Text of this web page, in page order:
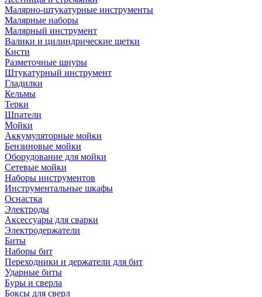
Малярно-штукатурные инструменты
Малярные наборы
Малярный инструмент
Валики и цилиндрические щетки
Кисти
Разметочные шнуры
Штукатурный инструмент
Гладилки
Кельмы
Терки
Шпатели
Мойки
Аккумуляторные мойки
Бензиновые мойки
Оборудование для мойки
Сетевые мойки
Наборы инструментов
Инструментальные шкафы
Оснастка
Электроды
Аксессуары для сварки
Электродержатели
Биты
Наборы бит
Переходники и держатели для бит
Ударные биты
Буры и сверла
Боксы для сверл